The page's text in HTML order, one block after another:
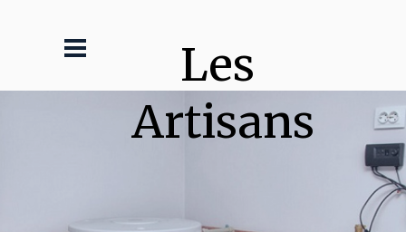
Les
Artisans